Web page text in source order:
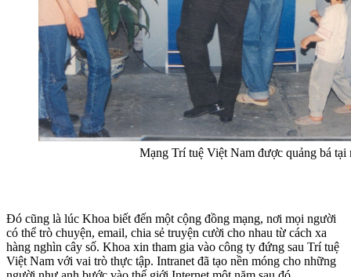
Mạng Trí tuệ Việt Nam được quảng bá
Đó cũng là lúc Khoa biết đến một cộng đồng mạng, nơi mọi người
có thể trò chuyện, email, chia sẻ truyện cười cho nhau từ cách xa
hàng nghìn cây số. Khoa xin tham gia vào công ty đứng sau Trí tuệ
Việt Nam với vai trò thực tập. Intranet đã tạo nền móng cho những